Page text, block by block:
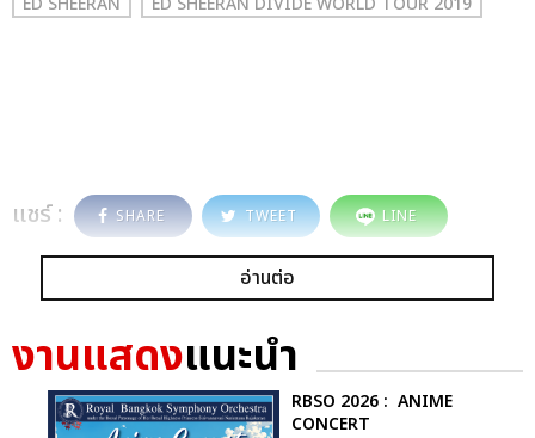
แชร์ : SHARE TWEET LINE
อ่านต่อ
งานแสดงแนะนำ
RBSO 2026 : ANIME
CONCERT